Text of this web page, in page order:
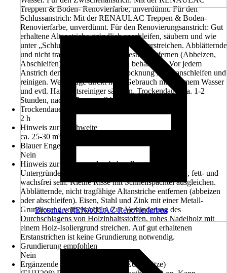
Treppen & Boden- Renovierfarbe, unverdünnt. Für den
Schlussanstrich: Mit der RENAULAC Treppen & Boden-
Renovierfarbe, unverdünnt. Für den Renovierungsanstrich: Gut
erhaltene Altanstriche gründlich anschleifen, säubern und wie
unter „Schluss-anstrich“ beschrieben überstreichen. Abblätternde
und nicht tragfähige Altanstriche restlos entfernen (Abbeizen,
Abschleifen) und wie Neuanstrich behandeln. Vor jedem
Anstrich den Untergrund nach Trocknung leicht anschleifen und
reinigen. Werkzeuge direkt nach Gebrauch mit warmem Wasser
und evtl. Haushaltsreiniger säubern. Trockendauer ca. 1-2
Stunden, nach 7 Tagen voll belastbar.
Trockendauer ca.
2 h
Hinweis zur Reichweite
ca. 25-30 m² / Anstrich
Blauer Engel
Nein
Hinweis zur Untergrundvorbehandlung
Untergründe müssen tragfähig, sauber, trocken, rost-, fett- und
wachsfrei sein. Kleine Risse mit Schnellspachtel ausgleichen.
Abblätternde, nicht tragfähige Altanstriche entfernen (abbeizen
oder abschleifen). Eisen, Stahl und Zink mit einer Metall-
Grundierung vorbehandeln. Zur Verhinderung des
Durchschlagens von Holzinhaltsstoffen, rohes Nadelholz mit
einem Holz-Isoliergrund streichen. Auf gut erhaltenen
Erstanstrichen ist keine Grundierung notwendig.
Grundierung empfohlen
Nein
Ergänzende Gefahrenmerkmale (EUH-Sätze)
Broschüre RENAULAC Renovierfarben